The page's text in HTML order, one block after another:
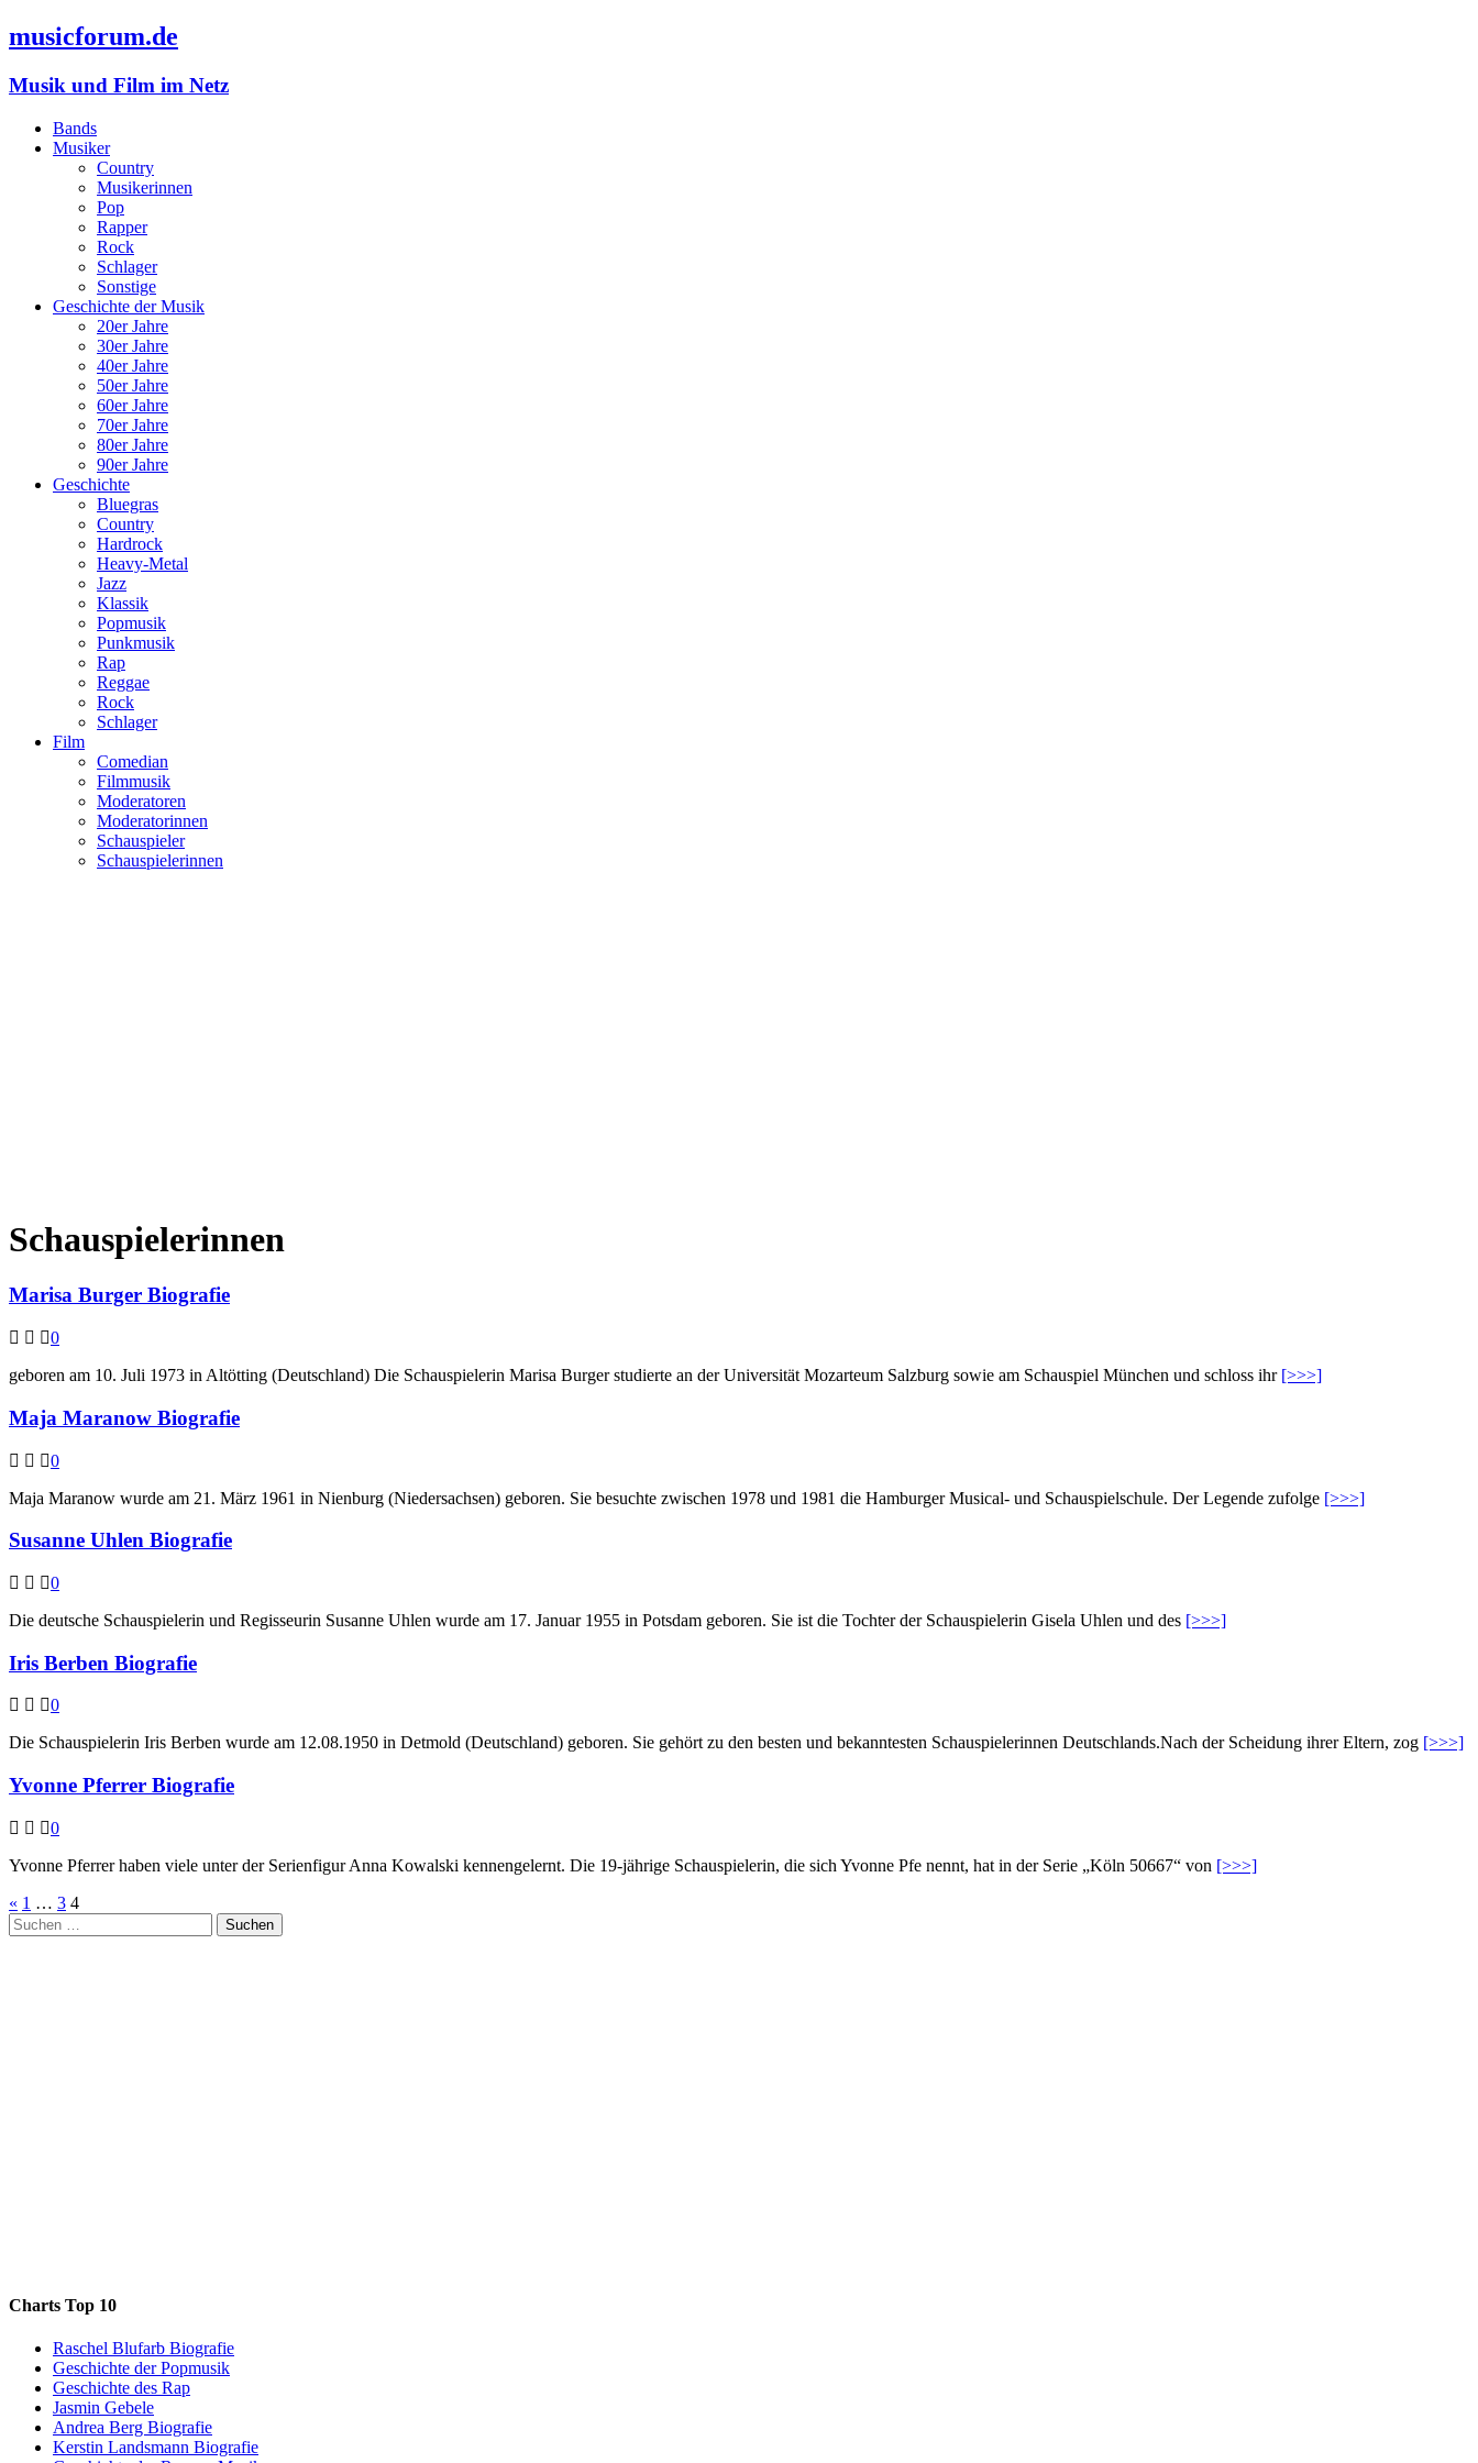
musicforum.de
Musik und Film im Netz
Bands
Musiker
Country
Musikerinnen
Pop
Rapper
Rock
Schlager
Sonstige
Geschichte der Musik
20er Jahre
30er Jahre
40er Jahre
50er Jahre
60er Jahre
70er Jahre
80er Jahre
90er Jahre
Geschichte
Bluegras
Country
Hardrock
Heavy-Metal
Jazz
Klassik
Popmusik
Punkmusik
Rap
Reggae
Rock
Schlager
Film
Comedian
Filmmusik
Moderatoren
Moderatorinnen
Schauspieler
Schauspielerinnen
Schauspielerinnen
Marisa Burger Biografie
0
geboren am 10. Juli 1973 in Altötting (Deutschland) Die Schauspielerin Marisa Burger studierte an der Universität Mozarteum Salzburg sowie am Schauspiel München und schloss ihr [>>>]
Maja Maranow Biografie
0
Maja Maranow wurde am 21. März 1961 in Nienburg (Niedersachsen) geboren. Sie besuchte zwischen 1978 und 1981 die Hamburger Musical- und Schauspielschule. Der Legende zufolge [>>>]
Susanne Uhlen Biografie
0
Die deutsche Schauspielerin und Regisseurin Susanne Uhlen wurde am 17. Januar 1955 in Potsdam geboren. Sie ist die Tochter der Schauspielerin Gisela Uhlen und des [>>>]
Iris Berben Biografie
0
Die Schauspielerin Iris Berben wurde am 12.08.1950 in Detmold (Deutschland) geboren. Sie gehört zu den besten und bekanntesten Schauspielerinnen Deutschlands.Nach der Scheidung ihrer Eltern, zog [>>>]
Yvonne Pferrer Biografie
0
Yvonne Pferrer haben viele unter der Serienfigur Anna Kowalski kennengelernt. Die 19-jährige Schauspielerin, die sich Yvonne Pfe nennt, hat in der Serie „Köln 50667“ von [>>>]
Seitennummerierung
der
« 1 … 3 4
Suchen
nach:
Charts Top 10
Raschel Blufarb Biografie
Geschichte der Popmusik
Geschichte des Rap
Jasmin Gebele
Andrea Berg Biografie
Kerstin Landsmann Biografie